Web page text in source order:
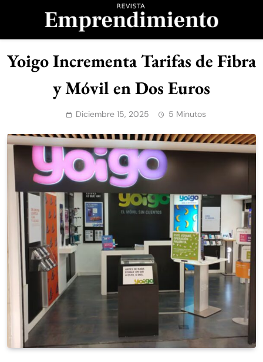
Revista
Emprendimiento
Yoigo Incrementa Tarifas de Fibra
y Móvil en Dos Euros
Diciembre 15, 2025 5 Minutos